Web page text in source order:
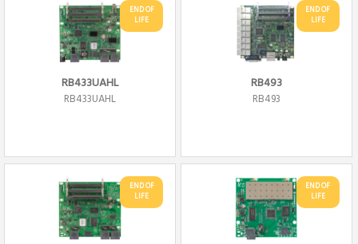
END OF
LIFE
RB433UAHL
RB433UAHL
END OF
LIFE
RB493
RB493
END OF
LIFE
END OF
LIFE